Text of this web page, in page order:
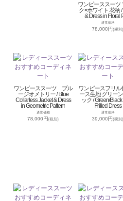
ワンピーススーツ
ク×ホワイト 花柄 /
& Dress in Floral
通常価格
78,000円(税別)
ワンピーススーツ ブル
ージオメトリー / Blue
Collarless Jacket & Dress
in Geometric Pattern
通常価格
78,000円(税別)
ワンピースフリ
ース生地 グリー
ック / Green/
Frilled Dress
通常価格
39,000円(税別)